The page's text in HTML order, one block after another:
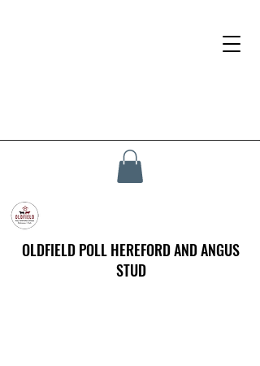
OLDFIELD POLL HEREFORD AND ANGUS
STUD